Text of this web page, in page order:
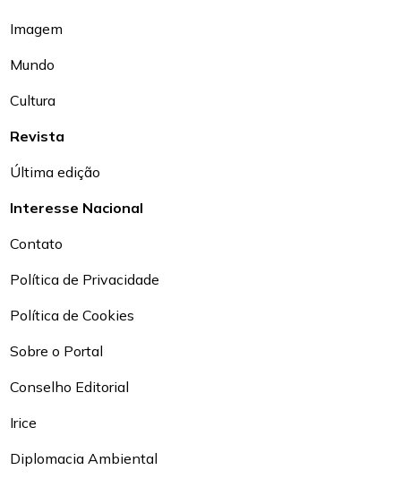
Imagem
Mundo
Cultura
Revista
Última edição
Interesse Nacional
Contato
Política de Privacidade
Política de Cookies
Sobre o Portal
Conselho Editorial
Irice
Diplomacia Ambiental